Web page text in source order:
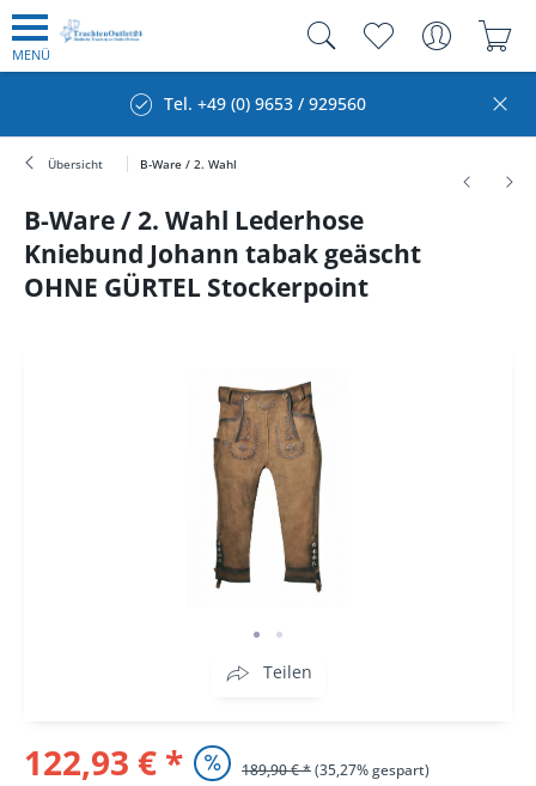
MENÜ
Tel. +49 (0) 9653 / 929560
Übersicht B-Ware / 2. Wahl
B-Ware / 2. Wahl Lederhose
Kniebund Johann tabak geäscht
OHNE GÜRTEL Stockerpoint
Teilen
122,93 € * 189,90 € *(35,27% gespart)